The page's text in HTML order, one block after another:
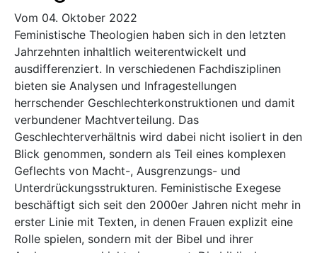
Vom 04. Oktober 2022
Feministische Theologien haben sich in den letzten
Jahrzehnten inhaltlich weiterentwickelt und
ausdifferenziert. In verschiedenen Fachdisziplinen
bieten sie Analysen und Infragestellungen
herrschender Geschlechterkonstruktionen und damit
verbundener Machtverteilung. Das
Geschlechterverhältnis wird dabei nicht isoliert in den
Blick genommen, sondern als Teil eines komplexen
Geflechts von Macht-, Ausgrenzungs- und
Unterdrückungsstrukturen. Feministische Exegese
beschäftigt sich seit den 2000er Jahren nicht mehr in
erster Linie mit Texten, in denen Frauen explizit eine
Rolle spielen, sondern mit der Bibel und ihrer